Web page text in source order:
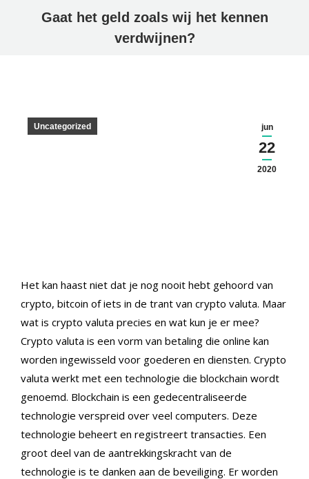
Gaat het geld zoals wij het kennen
verdwijnen?
jun
22
2020
Uncategorized
Het kan haast niet dat je nog nooit hebt gehoord van
crypto, bitcoin of iets in de trant van crypto valuta. Maar
wat is crypto valuta precies en wat kun je er mee?
Crypto valuta is een vorm van betaling die online kan
worden ingewisseld voor goederen en diensten. Crypto
valuta werkt met een technologie die blockchain wordt
genoemd. Blockchain is een gedecentraliseerde
technologie verspreid over veel computers. Deze
technologie beheert en registreert transacties. Een
groot deel van de aantrekkingskracht van de
technologie is te danken aan de beveiliging. Er worden